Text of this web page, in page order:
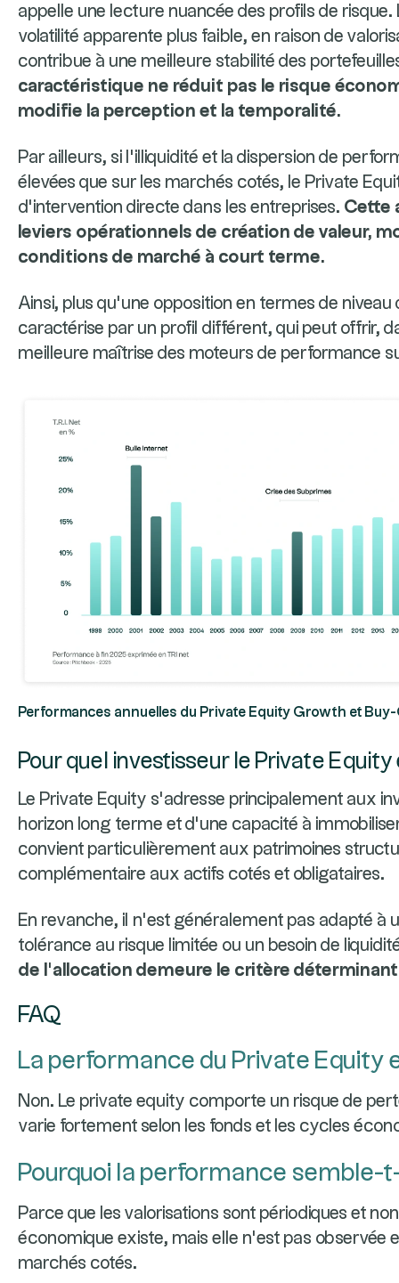
appelle une lecture nuancée des profils de
volatilité apparente plus faible, en raison de
contribue à une meilleure stabilité des
caractéristique ne réduit pas le risque
modifie la perception et la temporalité.
Par ailleurs, si l’illiquidité et la dispersion de
élevées que sur les marchés cotés, le Private
d’intervention directe dans les entreprises. Cette
leviers opérationnels de création de valeur,
conditions de marché à court terme.
Ainsi, plus qu’une opposition en termes de
caractérise par un profil différent, qui peut offrir,
meilleure maîtrise des moteurs de performance
Performances annuelles du Private Equity Growth et
Pour quel investisseur le Private
Le Private Equity s’adresse principalement aux
horizon long terme et d’une capacité à
convient particulièrement aux patrimoines
complémentaire aux actifs cotés et obligataires.
En revanche, il n’est généralement pas adapté à
tolérance au risque limitée ou un besoin de
de l’allocation demeure le critère
FAQ
La performance du Private Equity
Non. Le private equity comporte un risque de
varie fortement selon les fonds et les cycles
Pourquoi la performance semble-
Parce que les valorisations sont périodiques et
économique existe, mais elle n’est pas observée
marchés cotés.